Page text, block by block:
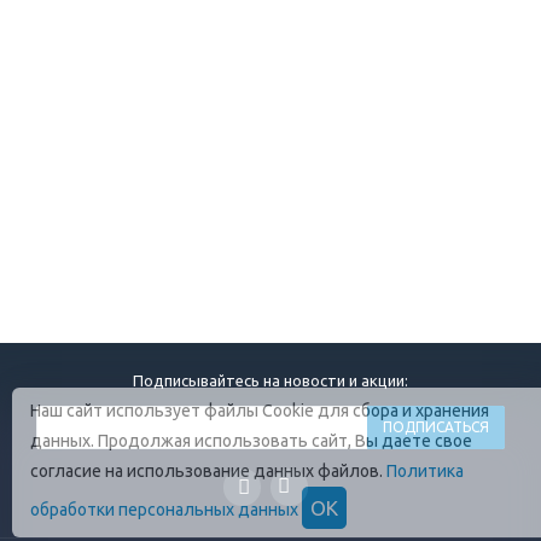
Подписывайтесь на новости и акции:
Наш сайт использует файлы Cookie для сбора и хранения
данных. Продолжая использовать сайт, Вы даете свое
согласие на использование данных файлов. Политика
обработки персональных данных
ОК